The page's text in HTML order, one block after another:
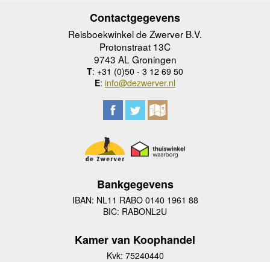
Contactgegevens
Reisboekwinkel de Zwerver B.V.
Protonstraat 13C
9743 AL Groningen
T: +31 (0)50 - 3 12 69 50
E: info@dezwerver.nl
Bankgegevens
IBAN: NL11 RABO 0140 1961 88
BIC: RABONL2U
Kamer van Koophandel
Kvk: 75240440